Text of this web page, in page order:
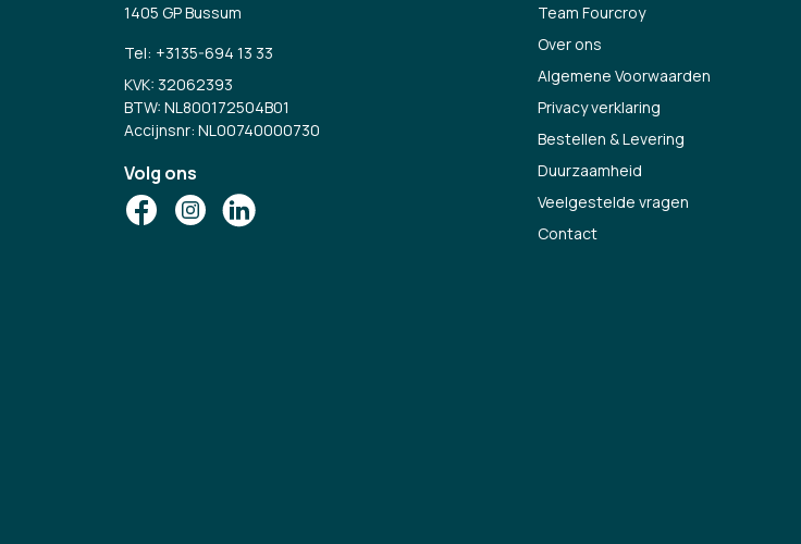
1405 GP Bussum
Tel: +3135-694 13 33
KVK: 32062393
BTW: NL800172504B01
Accijnsnr: NL00740000730
Volg ons
Team Fourcroy
Over ons
Algemene Voorwaarden
Privacy verklaring
Bestellen & Levering
Duurzaamheid
Veelgestelde vragen
Contact